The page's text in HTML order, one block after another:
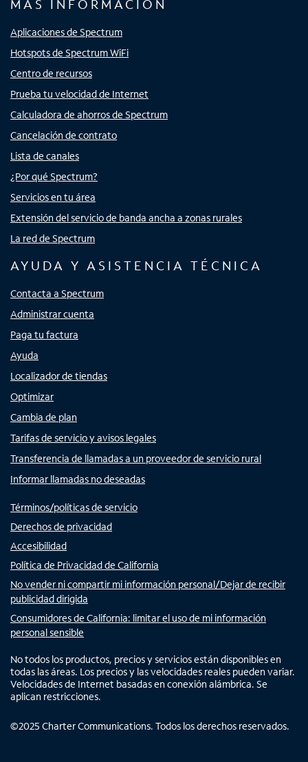
MÁS INFORMACIÓN
Aplicaciones de Spectrum
Hotspots de Spectrum WiFi
Centro de recursos
Prueba tu velocidad de Internet
Calculadora de ahorros de Spectrum
Cancelación de contrato
Lista de canales
¿Por qué Spectrum?
Servicios en tu área
Extensión del servicio de banda ancha a zonas rurales
La red de Spectrum
AYUDA Y ASISTENCIA TÉCNICA
Contacta a Spectrum
Administrar cuenta
Paga tu factura
Ayuda
Localizador de tiendas
Optimizar
Cambia de plan
Tarifas de servicio y avisos legales
Transferencia de llamadas a un proveedor de servicio rural
Informar llamadas no deseadas
Términos/políticas de servicio
Derechos de privacidad
Accesibilidad
Política de Privacidad de California
No vender ni compartir mi información personal/Dejar de recibir
publicidad dirigida
Consumidores de California: limitar el uso de mi información
personal sensible
No todos los productos, precios y servicios están disponibles en
todas las áreas. Los precios y las velocidades reales pueden variar.
Velocidades de Internet basadas en conexión alámbrica. Se
aplican restricciones.
©2025 Charter Communications. Todos los derechos reservados.